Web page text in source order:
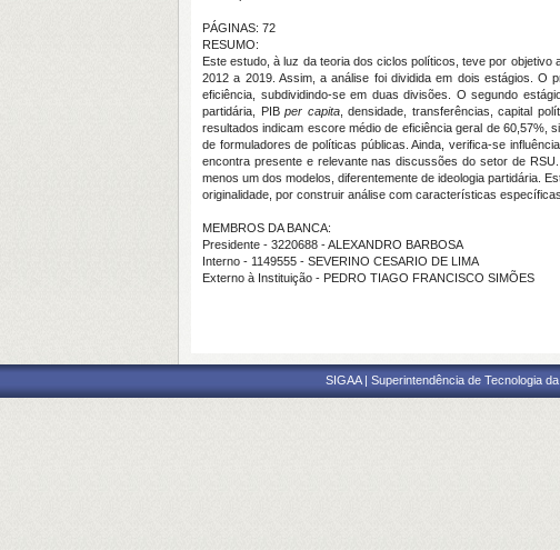
PÁGINAS: 72
RESUMO:
Este estudo, à luz da teoria dos ciclos políticos, teve por
2012 a 2019. Assim, a análise foi dividida em dois estágios. O
eficiência, subdividindo-se em duas divisões. O segundo
partidária, PIBper capita, densidade, transferências, capital
resultados indicam escore médio de eficiência geral de 60,57%,
de formuladores de políticas públicas. Ainda, verifica-se
encontra presente e relevante nas discussões do setor de
menos um dos modelos, diferentemente de ideologia partidária.
originalidade, por construir análise com características
MEMBROS DA BANCA:
Presidente - 3220688 - ALEXANDRO BARBOSA
Interno - 1149555 - SEVERINO CESARIO DE LIMA
Externo à Instituição - PEDRO TIAGO FRANCISCO SIMÕES
SIGAA | Superintendência de Tecnologia